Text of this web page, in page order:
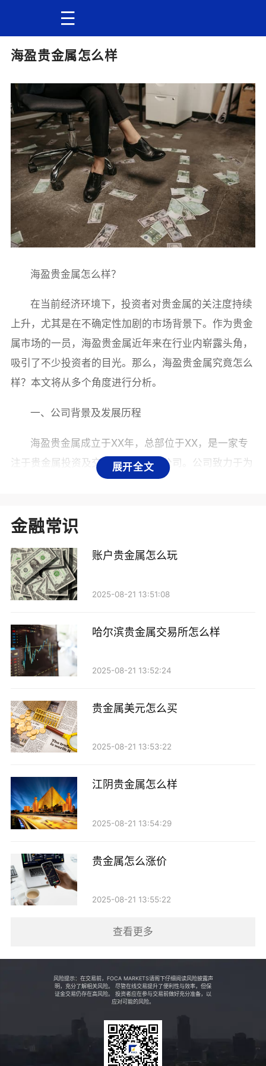
海盈贵金属怎么样
展开全文
海盈贵金属怎么样？
在当前经济环境下，投资者对贵金属的关注度持续
上升，尤其是在不确定性加剧的市场背景下。作为贵金
属市场的一员，海盈贵金属近年来在行业内崭露头角，
吸引了不少投资者的目光。那么，海盈贵金属究竟怎么
样？本文将从多个角度进行分析。
一、公司背景及发展历程
海盈贵金属成立于XX年，总部位于XX，是一家专
注于贵金属投资及交易的金融服务公司。公司致力于为
客户提供全方位的贵金属投资解决方案，包括黄金、白
济形势的变化，海盈贵金属不断调整战略，拓展业务，
二、市场竞争力
在贵金属市场，竞争异常激烈。海盈贵金属凭借其
先进的交易平台和丰富的投资产品，吸引了大批投资
者。公司提供的在线交易系统具有高效、便捷的特点，
投资者可以随时随地进行交易。此外，海盈贵金属还注
重用户体验，提供专业的技术支持和客户服务，让投资
者在交易过程中更加顺畅。
三、投资产品及服务
铂金等多种贵金属。公司还推出了多种投资组合，满足
不同风险偏好的投资者需求。同时，海盈贵金属提供专
业的市场分析报告和投资建议，帮助客户把握市场机
以选择将投资转化为实物黄金或白银，增加了投资的灵
活性。
四、风险控制与合规性
在贵金属投资中，风险管控是至关重要的一环。海
盈贵金属在风险控制方面采取了一系列措施，包括设立
风险评估机制、建立客户资金监管制度等。同时，公司
严格遵循监管机构的相关规定，确保合规经营。通过这
一系列措施，海盈贵金属在帮助投资者实现财富增值的
同时，也保护了他们的资金安全。
金融常识
账户贵金属怎么玩
2025-08-21 13:51:08
哈尔滨贵金属交易所怎么样
2025-08-21 13:52:24
贵金属美元怎么买
2025-08-21 13:53:22
江阴贵金属怎么样
2025-08-21 13:54:29
贵金属怎么涨价
2025-08-21 13:55:22
查看更多
风险提示：在交易前，FOCA MARKETS请阁下仔细阅读风险披露声
明，充分了解相关风险。 尽管在线交易提升了便利性与效率，但保
证金交易仍存在高风险。 投资者应在参与交易前做好充分准备，以
应对可能的风险。